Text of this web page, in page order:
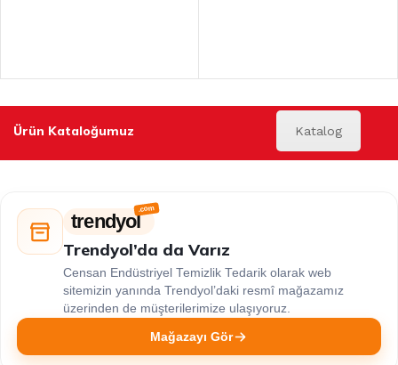
Ürün Kataloğumuz Katalog
trendyol
Trendyol’da da Varız
Censan Endüstriyel Temizlik Tedarik olarak web
sitemizin yanında Trendyol’daki resmî mağazamız
üzerinden de müşterilerimize ulaşıyoruz.
Mağazayı Gör